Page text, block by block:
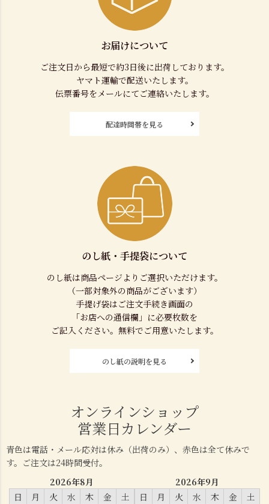
お届けについて
ご注文日から最短で約3日後に出荷しております。
ヤマト運輸で配送いたします。
伝票番号をメールにてご連絡いたします。
配達時間帯を見る
のし紙・手提袋について
のし紙は商品ページよりご選択いただけます。
（一部対象外の商品がございます）
手提げ袋はご注文手続き画面の
「お店への通信欄」に必要枚数を
ご記入ください。無料でご用意いたします。
のし紙の説明を見る
オンラインショップ
営業日カレンダー
青色は電話・メール応対は休み（出荷のみ）、赤色は全て休みで
す。ご注文は24時間受付。
2026年8月
日
月 火 水 木 金
土
2026年9月
日
月 火 水 木 金
土